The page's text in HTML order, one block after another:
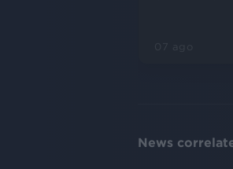
News